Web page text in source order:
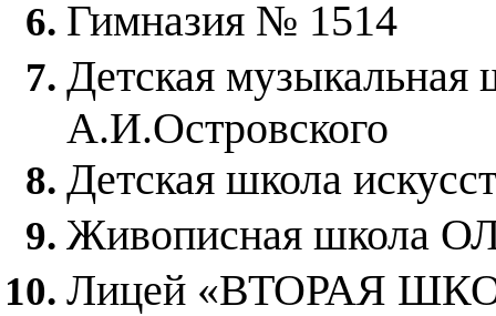
Гимназия № 1514
Детская
А.И.Островского
Детская школа
Живописная
Лицей «ВТОРАЯ